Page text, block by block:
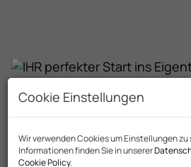
Beschreibung
KRAMSACH | 2-
Cookie Einstellungen
Wir verwenden Cookies um Einstellungen
Informationen finden Sie in unserer
Cookie Policy.